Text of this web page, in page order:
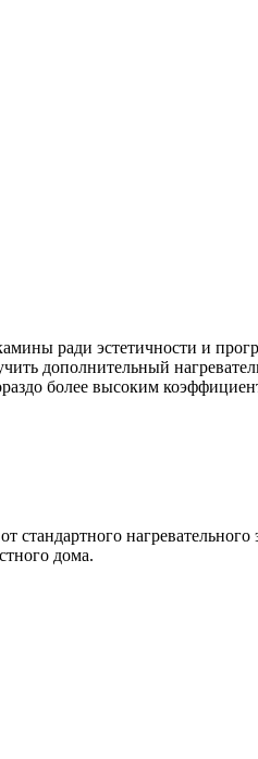
ради эстетичности и
дополнительный
более высоким
стандартного
дома.